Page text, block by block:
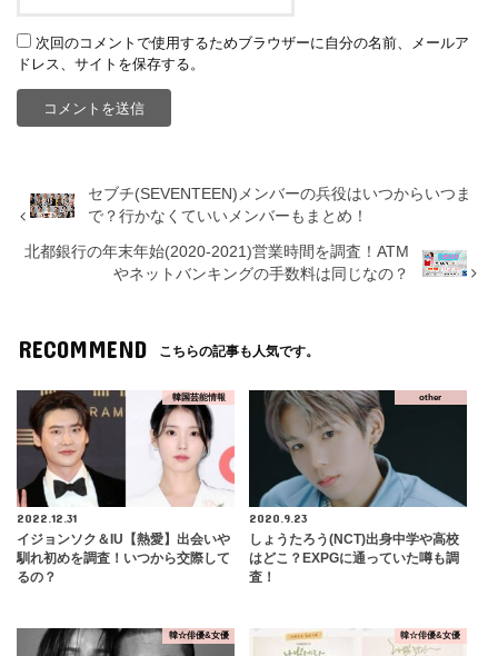
次回のコメントで使用するためブラウザーに自分の名前、メールア
ドレス、サイトを保存する。
セブチ(SEVENTEEN)メンバーの兵役はいつからいつま
で？行かなくていいメンバーもまとめ！
北都銀行の年末年始(2020-2021)営業時間を調査！ATM
やネットバンキングの手数料は同じなの？
RECOMMEND こちらの記事も人気です。
韓国芸能情報
2022.12.31
イジョンソク＆IU【熱愛】出会いや
馴れ初めを調査！いつから交際して
るの？
other
2020.9.23
しょうたろう(NCT)出身中学や高校
はどこ？EXPGに通っていた噂も調
査！
韓☆俳優&女優 韓☆俳優&女優